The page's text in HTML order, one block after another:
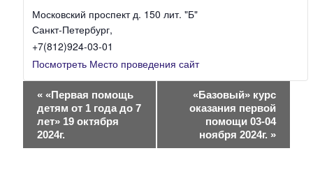
Московский проспект д. 150 лит. "Б"
Санкт-Петербург,
+7(812)924-03-01
Посмотреть Место проведения сайт
Н
в
« «Первая помощь
детям от 1 года до 7
лет» 19 октября
2024г.
«Базовый» курс
оказания первой
помощи 03-04
ноября 2024г. »